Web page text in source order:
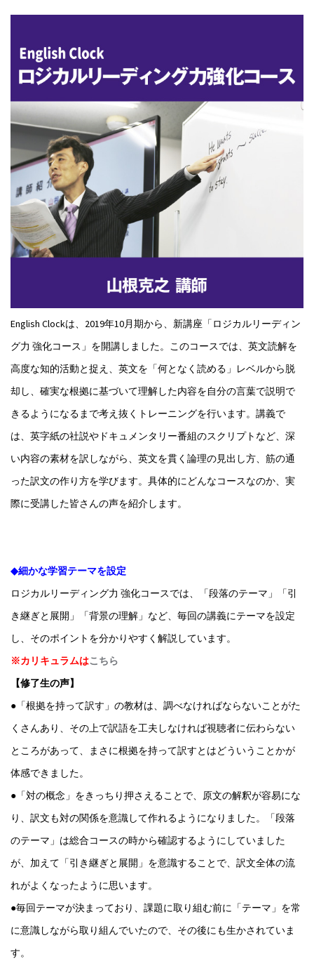
English Clockは、2019年10月期から、新講座「ロジカルリーディン
グ力 強化コース」を開講しました。このコースでは、英文読解を
高度な知的活動と捉え、英文を「何となく読める」レベルから脱
却し、確実な根拠に基づいて理解した内容を自分の言葉で説明で
きるようになるまで考え抜くトレーニングを行います。講義で
は、英字紙の社説やドキュメンタリー番組のスクリプトなど、深
い内容の素材を訳しながら、英文を貫く論理の見出し方、筋の通
った訳文の作り方を学びます。具体的にどんなコースなのか、実
際に受講した皆さんの声を紹介します。
◆細かな学習テーマを設定
ロジカルリーディング力 強化コースでは、「段落のテーマ」「引
き継ぎと展開」「背景の理解」など、毎回の講義にテーマを設定
し、そのポイントを分かりやすく解説しています。
※カリキュラムはこちら
【修了生の声】
●「根拠を持って訳す」の教材は、調べなければならないことがた
くさんあり、その上で訳語を工夫しなければ視聴者に伝わらない
ところがあって、まさに根拠を持って訳すとはどういうことかが
体感できました。
●「対の概念」をきっちり押さえることで、原文の解釈が容易にな
り、訳文も対の関係を意識して作れるようになりました。「段落
のテーマ」は総合コースの時から確認するようにしていました
が、加えて「引き継ぎと展開」を意識することで、訳文全体の流
れがよくなったように思います。
●毎回テーマが決まっており、課題に取り組む前に「テーマ」を常
に意識しながら取り組んでいたので、その後にも生かされていま
す。